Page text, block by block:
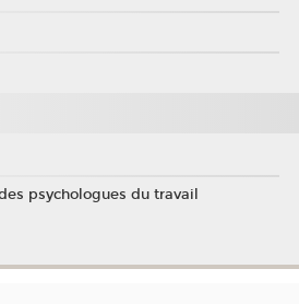
psychologues du travail